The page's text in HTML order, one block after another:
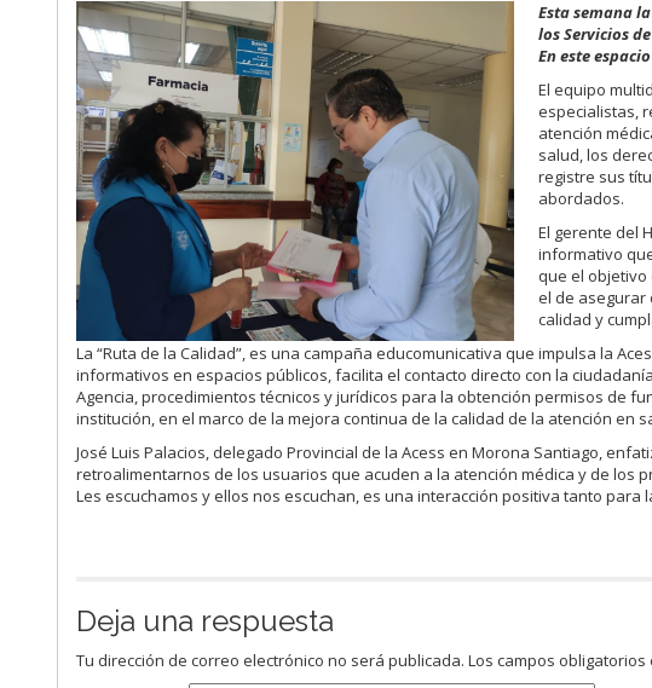
Esta semana
los Servicios
En este
El equipo
especialistas,
atención
salud, los
registre sus
abordados.
El gerente del
informativo
que el objetivo
el de asegurar
calidad y
La “Ruta de la Calidad”, es una campaña educomunicativa que impulsa la
informativos en espacios públicos, facilita el contacto directo con la
Agencia, procedimientos técnicos y jurídicos para la obtención permisos de
institución, en el marco de la mejora continua de la calidad de la atención en
José Luis Palacios, delegado Provincial de la Acess en Morona Santiago,
retroalimentarnos de los usuarios que acuden a la atención médica y de los
Les escuchamos y ellos nos escuchan, es una interacción positiva tanto para
Deja una respuesta
Tu dirección de correo electrónico no será publicada. Los campos